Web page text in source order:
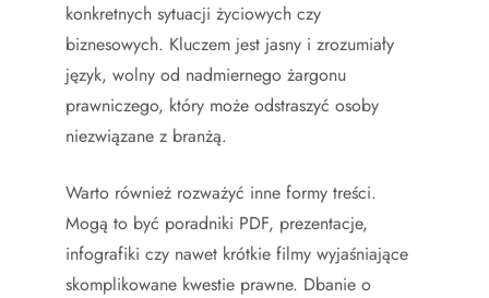
konkretnych sytuacji życiowych czy
biznesowych. Kluczem jest jasny i zrozumiały
język, wolny od nadmiernego żargonu
prawniczego, który może odstraszyć osoby
niezwiązane z branżą.
Warto również rozważyć inne formy treści.
Mogą to być poradniki PDF, prezentacje,
infografiki czy nawet krótkie filmy wyjaśniające
skomplikowane kwestie prawne. Dbanie o